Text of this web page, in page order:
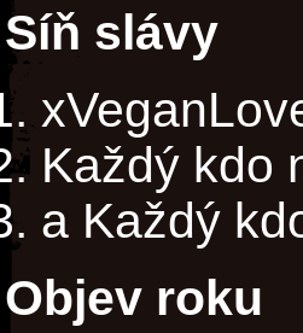
Síň slávy
Každý kdo
a Každý
Objev roku